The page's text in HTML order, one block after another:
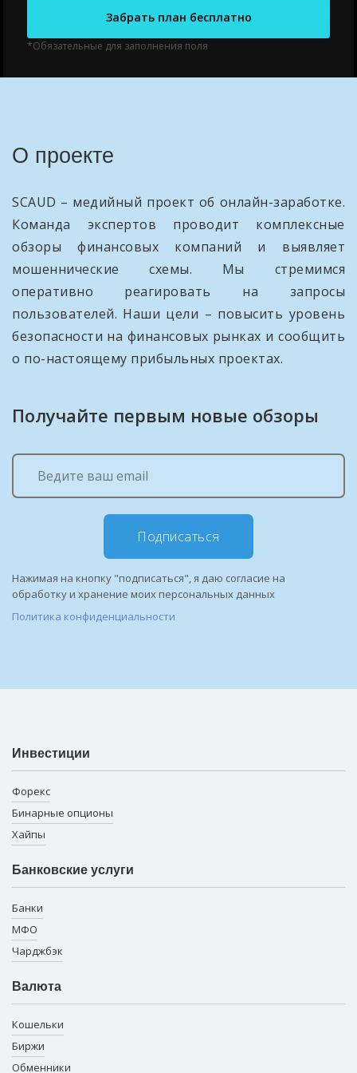
Забрать план бесплатно
*Обязательные для заполнения поля
О проекте
SCAUD – медийный проект об онлайн-заработке.
Команда экспертов проводит комплексные
обзоры финансовых компаний и выявляет
мошеннические схемы. Мы стремимся
оперативно реагировать на запросы
пользователей. Наши цели – повысить уровень
безопасности на финансовых рынках и сообщить
о по-настоящему прибыльных проектах.
Получайте первым новые обзоры
Подписаться
Нажимая на кнопку "подписаться", я даю согласие на
обработку и хранение моих персональных данных
Политика конфиденциальности
Инвестиции
Форекс
Бинарные опционы
Хайпы
Банковские услуги
Банки
МФО
Чарджбэк
Валюта
Кошельки
Биржи
Обменники